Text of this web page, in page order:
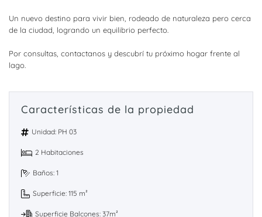
Un nuevo destino para vivir bien, rodeado de naturaleza pero cerca
de la ciudad, logrando un equilibrio perfecto.
Por consultas, contactanos y descubrí tu próximo hogar frente al
lago.
Características de la propiedad
Unidad: PH 03
2 Habitaciones
Baños: 1
Superficie: 115 m²
Superficie Balcones: 37m²